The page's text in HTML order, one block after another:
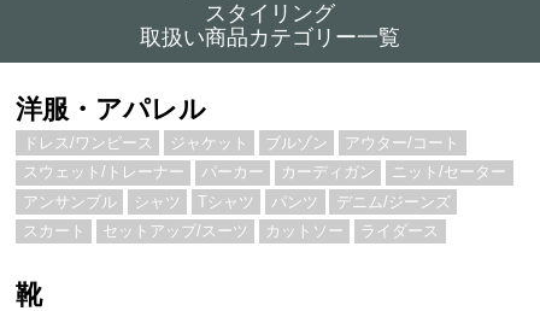
スタイリング
取扱い商品カテゴリー一覧
洋服・アパレル
ドレス/ワンピース ジャケット ブルゾン
アウター/コート
スウェット/トレーナー
パーカー カーディガン
ニット/セーター
アンサンブル
シャツ Tシャツ パンツ
デニム/ジーンズ
スカート
セットアップ/スーツ カットソー ライダース
靴